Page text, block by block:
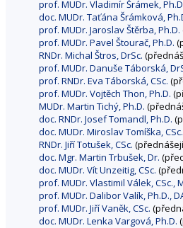
prof. MUDr. Vladimír Šrámek,
doc. MUDr. Taťána Šrámková,
prof. MUDr. Jaroslav Štěrba, Ph.D.
prof. MUDr. Pavel Štourač, Ph.D.
RNDr. Michal Štros, DrSc.
prof. MUDr. Danuše Táborská,
prof. RNDr. Eva Táborská, CSc.
prof. MUDr. Vojtěch Thon, Ph.D.
MUDr. Martin Tichý, Ph.D.
doc. RNDr. Josef Tomandl, Ph.D.
doc. MUDr. Miroslav Tomíška, CSc.
RNDr. Jiří Totušek, CSc.
doc. Mgr. Martin Trbušek, Dr.
doc. MUDr. Vít Unzeitig, CSc.
prof. MUDr. Vlastimil Válek, CSc.,
prof. MUDr. Dalibor Valík, Ph.D.,
prof. MUDr. Jiří Vaněk, CSc.
doc. MUDr. Lenka Vargová, Ph.D.